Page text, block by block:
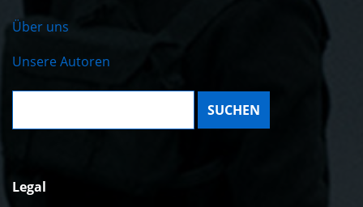
Über uns
Unsere Autoren
Suche:
Legal